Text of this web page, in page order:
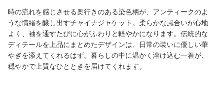
時の流れを感じさせる奥行きのある染色柄が、アンティークのよ
うな情緒を醸し出すチャイナジャケット。柔らかな風合いが心地
よく、袖を通すたびに心がふわりと軽やかになります。伝統的な
ディテールを上品にまとめたデザインは、日常の装いに優しい華
やぎを添えてくれるはず。暮らしの中に温かく溶け込む一着が、
穏やかで上質なひとときを届けてくれます。